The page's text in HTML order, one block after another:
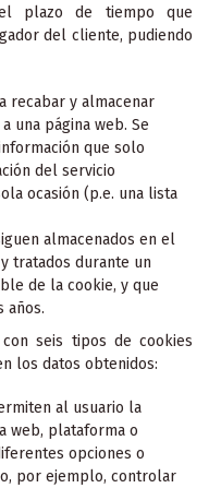
el plazo de tiempo que
del cliente, pudiendo
recabar y almacenar
una página web. Se
que solo
del servicio
ocasión (p.e. una lista
almacenados en el
tratados durante un
de la cookie, y que
años.
seis tipos de cookies
los datos obtenidos:
al usuario la
web, plataforma o
opciones o
por ejemplo, controlar